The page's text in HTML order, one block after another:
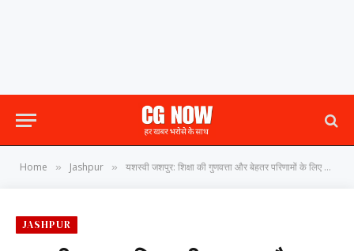
Home » Jashpur » यशस्वी जशपुर: शिक्षा की गुणवत्ता और बेहतर परिणामों के लिए प्राचार्यों व शिक्षकों का उन्मुखीकरण
JASHPUR